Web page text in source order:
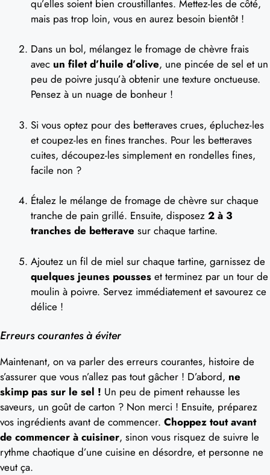
qu’elles soient bien croustillantes. Mettez-les de côté,
mais pas trop loin, vous en aurez besoin bientôt !
Dans un bol, mélangez le fromage de chèvre frais
avec un filet d’huile d’olive, une pincée de sel et un
peu de poivre jusqu’à obtenir une texture onctueuse.
Pensez à un nuage de bonheur !
Si vous optez pour des betteraves crues, épluchez-les
et coupez-les en fines tranches. Pour les betteraves
cuites, découpez-les simplement en rondelles fines,
facile non ?
Étalez le mélange de fromage de chèvre sur chaque
tranche de pain grillé. Ensuite, disposez 2 à 3
tranches de betterave sur chaque tartine.
Ajoutez un fil de miel sur chaque tartine, garnissez de
quelques jeunes pousses et terminez par un tour de
moulin à poivre. Servez immédiatement et savourez ce
délice !
Erreurs courantes à éviter
Maintenant, on va parler des erreurs courantes, histoire de
s’assurer que vous n’allez pas tout gâcher ! D’abord, ne
skimp pas sur le sel ! Un peu de piment rehausse les
saveurs, un goût de carton ? Non merci ! Ensuite, préparez
vos ingrédients avant de commencer. Choppez tout avant
de commencer à cuisiner, sinon vous risquez de suivre le
rythme chaotique d’une cuisine en désordre, et personne ne
veut ça.